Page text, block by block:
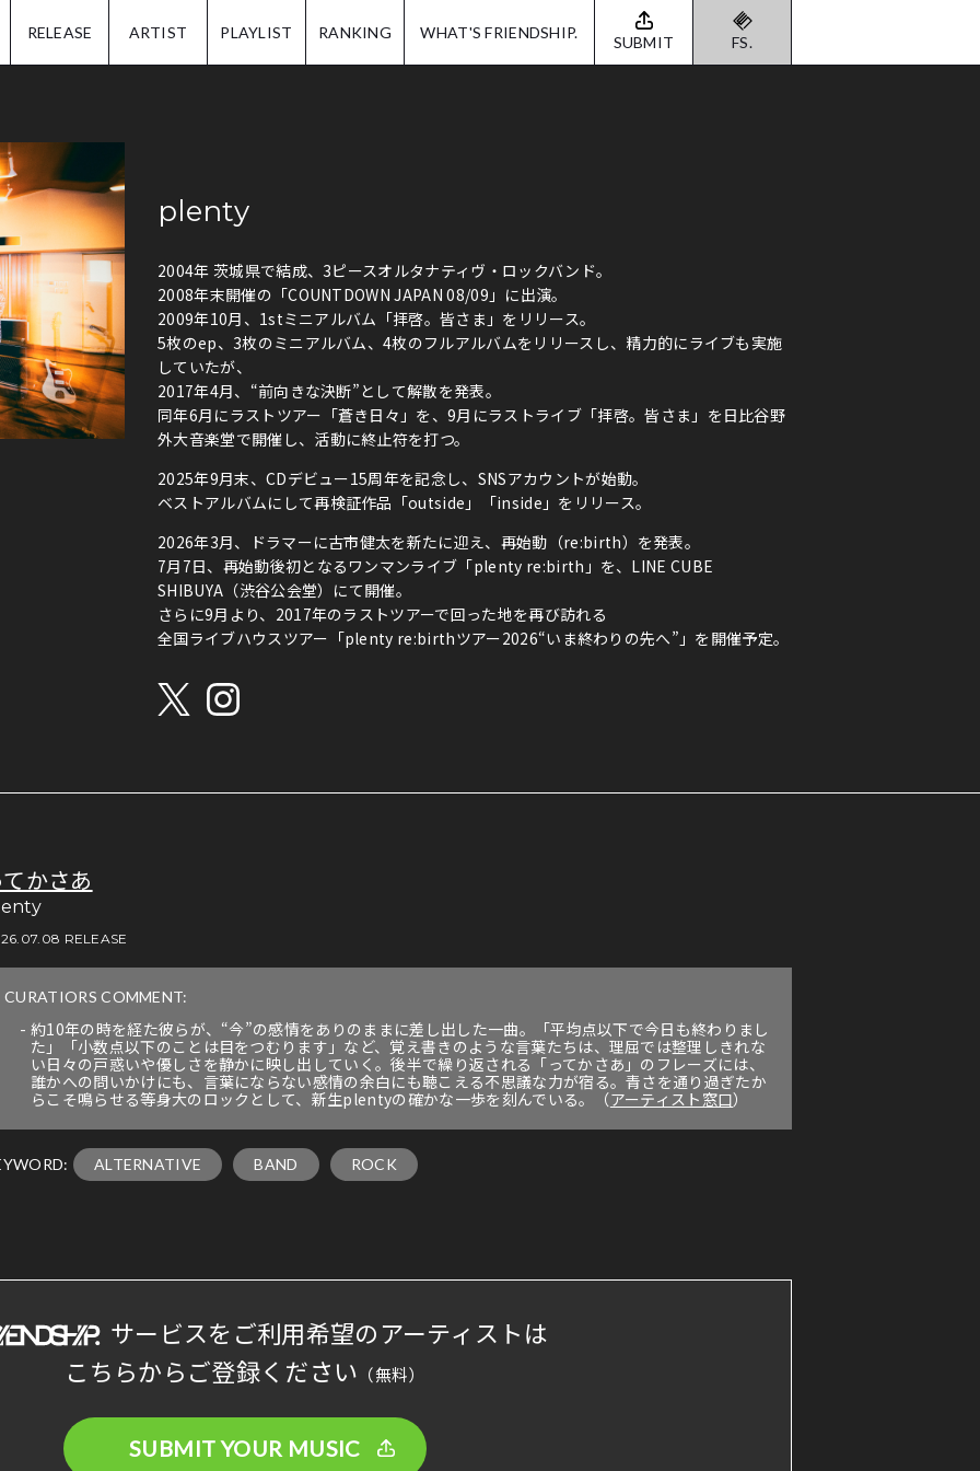
RELEASE ARTIST PLAYLIST RANKING WHAT'S FRIENDSHIP. SUBMIT FS.
plenty
2004年 茨城県で結成、3ピースオルタナティヴ・ロックバンド。
2008年末開催の「COUNTDOWN JAPAN 08/09」に出演。
2009年10月、1stミニアルバム「拝啓。皆さま」をリリース。
5枚のep、3枚のミニアルバム、4枚のフルアルバムをリリースし、精力的にライブも実施
していたが、
2017年4月、“前向きな決断”として解散を発表。
同年6月にラストツアー「蒼き日々」を、9月にラストライブ「拝啓。皆さま」を日比谷野
外大音楽堂で開催し、活動に終止符を打つ。
2025年9月末、CDデビュー15周年を記念し、SNSアカウントが始動。
ベストアルバムにして再検証作品「outside」「inside」をリリース。
2026年3月、ドラマーに古市健太を新たに迎え、再始動（re:birth）を発表。
7月7日、再始動後初となるワンマンライブ「plenty re:birth」を、LINE CUBE
SHIBUYA（渋谷公会堂）にて開催。
さらに9月より、2017年のラストツアーで回った地を再び訪れる
全国ライブハウスツアー「plenty re:birthツアー2026“いま終わりの先へ”」を開催予定。
かさあ
RELEASE
CURATIORS COMMENT:
約10年の時を経た彼らが、“今”の感情をありのままに差し出した一曲。「平均点以下で今日も終わりまし
た」「小数点以下のことは目をつむります」など、覚え書きのような言葉たちは、理屈では整理しきれな
い日々の戸惑いや優しさを静かに映し出していく。後半で繰り返される「ってかさあ」のフレーズには、
誰かへの問いかけにも、言葉にならない感情の余白にも聴こえる不思議な力が宿る。青さを通り過ぎたか
らこそ鳴らせる等身大のロックとして、新生plentyの確かな一歩を刻んでいる。（アーティスト窓口）
ALTERNATIVE BAND ROCK
サービスをご利用希望のアーティストは
こちらからご登録ください （無料）
SUBMIT YOUR MUSIC